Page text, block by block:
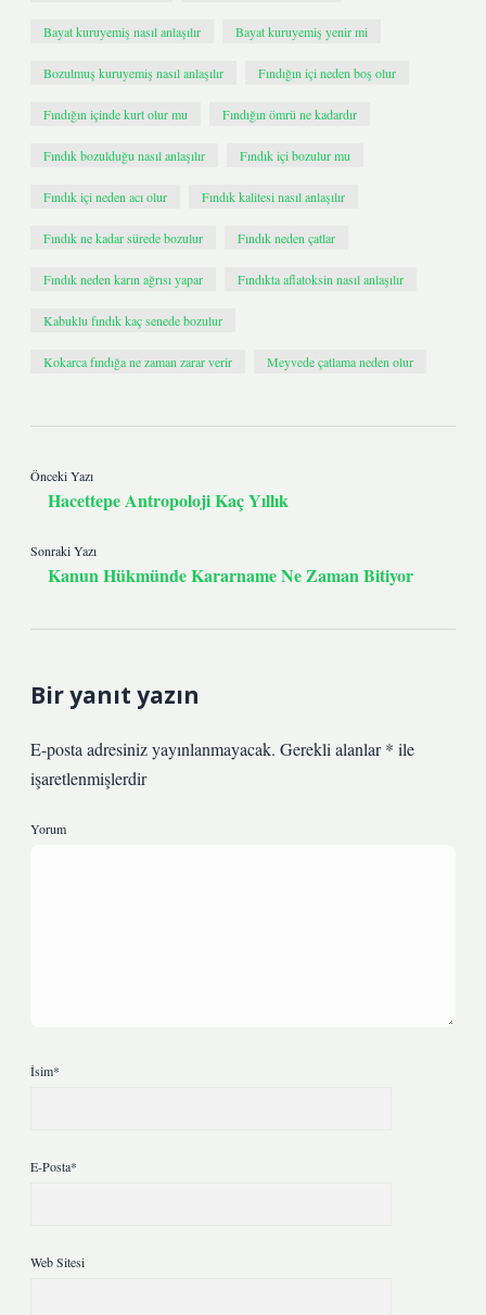
Bayat kuruyemiş nasıl anlaşılır Bayat kuruyemiş yenir mi
Bozulmuş kuruyemiş nasıl anlaşılır Fındığın içi neden boş olur
Fındığın içinde kurt olur mu Fındığın ömrü ne kadardır
Fındık bozulduğu nasıl anlaşılır Fındık içi bozulur mu
Fındık içi neden acı olur Fındık kalitesi nasıl anlaşılır
Fındık ne kadar sürede bozulur Fındık neden çatlar
Fındık neden karın ağrısı yapar Fındıkta aflatoksin nasıl anlaşılır
Kabuklu fındık kaç senede bozulur
Kokarca fındığa ne zaman zarar verir Meyvede çatlama neden olur
Önceki Yazı
Hacettepe Antropoloji Kaç Yıllık
Sonraki Yazı
Kanun Hükmünde Kararname Ne Zaman Bitiyor
Bir yanıt yazın
E-posta adresiniz yayınlanmayacak. Gerekli alanlar* ile
işaretlenmişlerdir
Yorum
İsim*
E-Posta*
Web Sitesi